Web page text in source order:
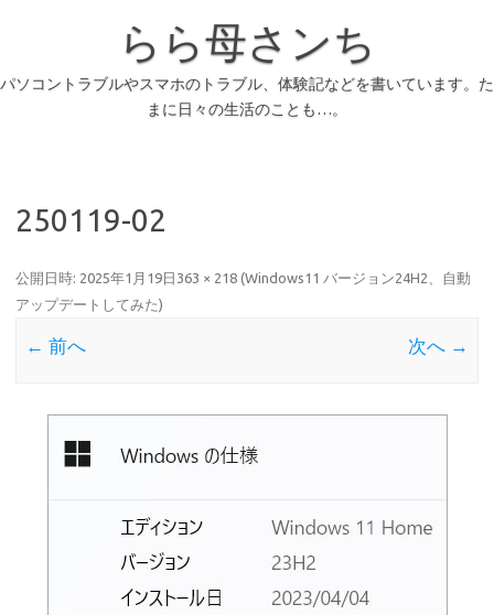
らら母さンち
パソコントラブルやスマホのトラブル、体験記などを書いています。た
まに日々の生活のことも…。
250119-02
公開日時: 2025年1月19日 363 × 218 (Windows11 バージョン24H2、自動
アップデートしてみた)
← 前へ 次へ →